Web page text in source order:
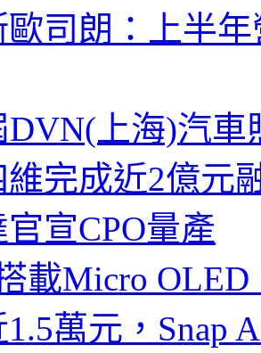
歐司朗：上半
DVN(上海)汽
維完成近2億元
宣CPO量產
載Micro
萬元，Snap